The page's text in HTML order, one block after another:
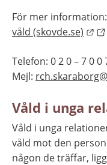
För mer information:
våld (skovde.se)
Telefon: 0 2 0 – 7 0 0
Mejl:
Våld i unga
Våld i unga
våld mot den
någon de träffar,